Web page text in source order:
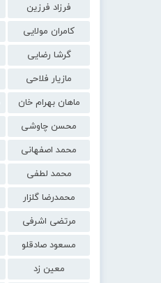
فرزاد فرزین
کامران مولایی
گرشا رضایی
مازیار فلاحی
ماهان بهرام خان
محسن چاوشی
محمد اصفهانی
محمد لطفی
محمدرضا گلزار
مرتضی اشرفی
مسعود صادقلو
معین زد